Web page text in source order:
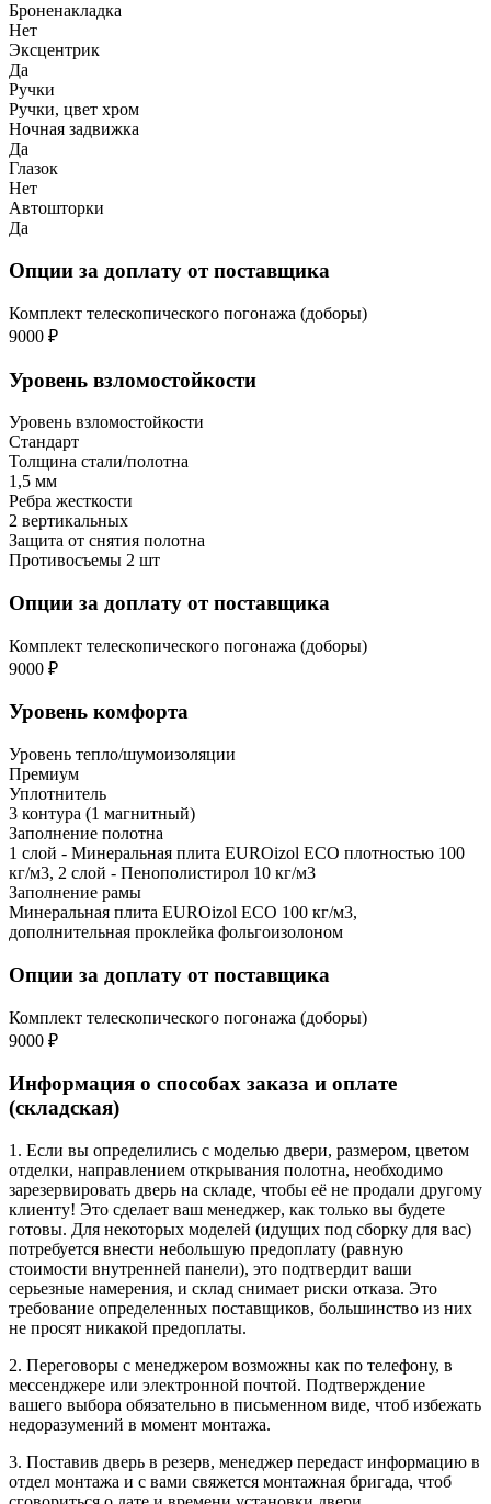
Броненакладка
Нет
Эксцентрик
Да
Ручки
Ручки, цвет хром
Ночная задвижка
Да
Глазок
Нет
Автошторки
Да
Опции за доплату от поставщика
Комплект телескопического погонажа (доборы)
9000 ₽
Уровень взломостойкости
Уровень взломостойкости
Стандарт
Толщина стали/полотна
1,5 мм
Ребра жесткости
2 вертикальных
Защита от снятия полотна
Противосъемы 2 шт
Опции за доплату от поставщика
Комплект телескопического погонажа (доборы)
9000 ₽
Уровень комфорта
Уровень тепло/шумоизоляции
Премиум
Уплотнитель
3 контура (1 магнитный)
Заполнение полотна
1 слой - Минеральная плита EUROizol ECO плотностью 100
кг/м3, 2 слой - Пенополистирол 10 кг/м3
Заполнение рамы
Минеральная плита EUROizol ECO 100 кг/м3,
дополнительная проклейка фольгоизолоном
Опции за доплату от поставщика
Комплект телескопического погонажа (доборы)
9000 ₽
Информация о способах заказа и оплате
(складская)
1. Если вы определились с моделью двери, размером, цветом
отделки, направлением открывания полотна, необходимо
зарезервировать дверь на складе, чтобы её не продали другому
клиенту! Это сделает ваш менеджер, как только вы будете
готовы. Для некоторых моделей (идущих под сборку для вас)
потребуется внести небольшую предоплату (равную
стоимости внутренней панели), это подтвердит ваши
серьезные намерения, и склад снимает риски отказа. Это
требование определенных поставщиков, большинство из них
не просят никакой предоплаты.
2. Переговоры с менеджером возможны как по телефону, в
мессенджере или электронной почтой. Подтверждение
вашего выбора обязательно в письменном виде, чтоб избежать
недоразумений в момент монтажа.
3. Поставив дверь в резерв, менеджер передаст информацию в
отдел монтажа и с вами свяжется монтажная бригада, чтоб